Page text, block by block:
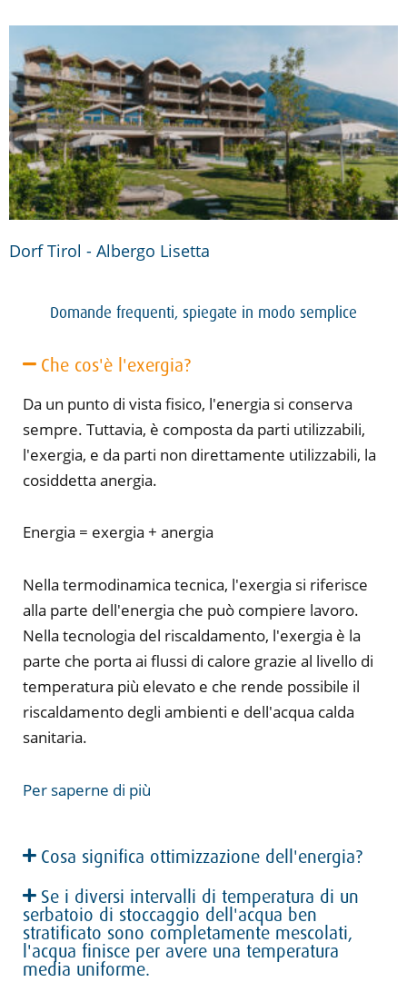
Dorf Tirol - Albergo Lisetta
Domande frequenti, spiegate in modo semplice
Che cos'è l'exergia?
Da un punto di vista fisico, l'energia si conserva
sempre. Tuttavia, è composta da parti utilizzabili,
l'exergia, e da parti non direttamente utilizzabili, la
cosiddetta anergia.
Energia = exergia + anergia
Nella termodinamica tecnica, l'exergia si riferisce
alla parte dell'energia che può compiere lavoro.
Nella tecnologia del riscaldamento, l'exergia è la
parte che porta ai flussi di calore grazie al livello di
temperatura più elevato e che rende possibile il
riscaldamento degli ambienti e dell'acqua calda
sanitaria.
Per saperne di più
Cosa significa ottimizzazione dell'energia?
Se i diversi intervalli di temperatura di un
serbatoio di stoccaggio dell'acqua ben
stratificato sono completamente mescolati,
l'acqua finisce per avere una temperatura
media uniforme.